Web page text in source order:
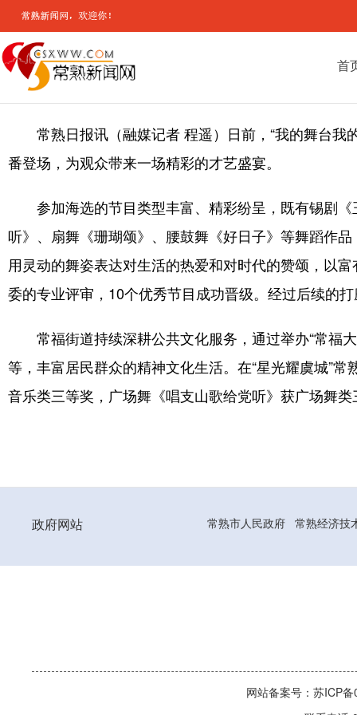
首
常熟日报讯（融媒记者 程遥）日前，“我的舞台我
番登场，为观众带来一场精彩的才艺盛宴。
参加海选的节目类型丰富、精彩纷呈，既有锡剧
听》、扇舞《珊瑚颂》、腰鼓舞《好日子》等舞蹈作
用灵动的舞姿表达对生活的热爱和对时代的赞颂，以
委的专业评审，10个优秀节目成功晋级。经过后续的
常福街道持续深耕公共文化服务，通过举办“常福
等，丰富居民群众的精神文化生活。在“星光耀虞城”
音乐类三等奖，广场舞《唱支山歌给党听》获广场舞类
政府网站 常熟市人民政府 常熟经济技
网站备案号：苏ICP